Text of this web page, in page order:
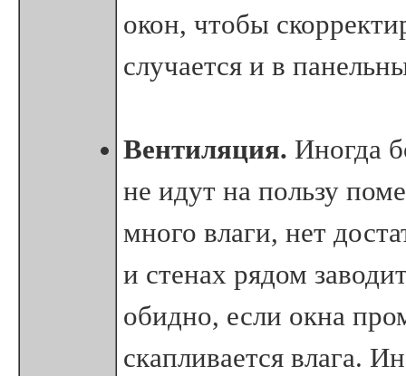
окон, чтобы
случается и в
Вентиляция. Иногда
не идут на пользу
много влаги, нет
и стенах рядом
обидно, если окна
скапливается влага.